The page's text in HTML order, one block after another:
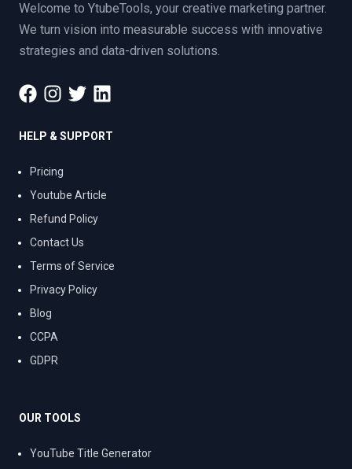
Welcome to YtubeTools, your creative marketing partner.
We turn vision into measurable success with innovative
strategies and data-driven solutions.
HELP & SUPPORT
Pricing
Youtube Article
Refund Policy
Contact Us
Terms of Service
Privacy Policy
Blog
CCPA
GDPR
OUR TOOLS
YouTube Title Generator